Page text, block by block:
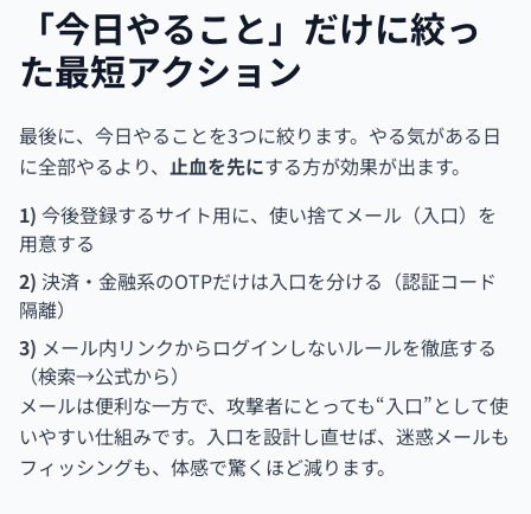
「今日やること」だけに絞っ
た最短アクション
最後に、今日やることを3つに絞ります。やる気がある日
に全部やるより、 止血を先にする方が効果が出ます。
1) 今後登録するサイト用に、使い捨てメール（入口）を
用意する
2) 決済・金融系のOTPだけは入口を分ける（認証コード
隔離）
3) メール内リンクからログインしないルールを徹底する
（検索→公式から）
メールは便利な一方で、攻撃者にとっても“入口”として使
いやすい仕組みです。入口を設計し直せば、迷惑メールも
フィッシングも、体感で驚くほど減ります。